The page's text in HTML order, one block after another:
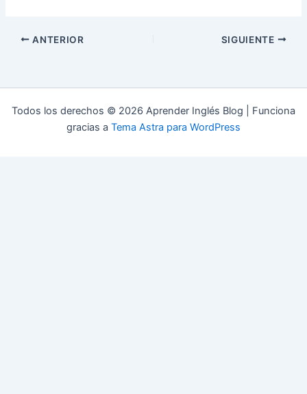
ANTERIOR SIGUIENTE
Todos los derechos © 2026 Aprender Inglés Blog | Funciona
gracias a Tema Astra para WordPress